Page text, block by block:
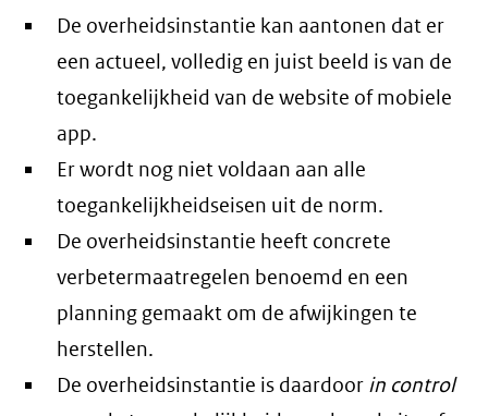
De overheidsinstantie kan aantonen dat er
een actueel, volledig en juist beeld is van de
toegankelijkheid van de website of mobiele
app.
Er wordt nog niet voldaan aan alle
toegankelijkheidseisen uit de norm.
De overheidsinstantie heeft concrete
verbetermaatregelen benoemd en een
planning gemaakt om de afwijkingen te
herstellen.
De overheidsinstantie is daardoor in control